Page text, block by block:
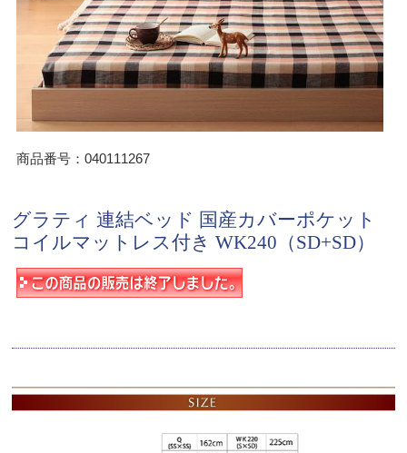
商品番号：040111267
グラティ 連結ベッド 国産カバーポケット
コイルマットレス付き WK240（SD+SD）